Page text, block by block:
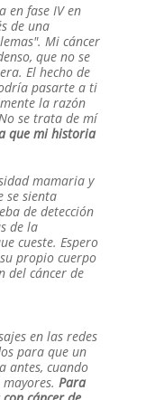
en fase IV en
de una
Mi cáncer
que no se
El hecho de
pasarte a ti
la razón
se trata de mí
que mi historia
mamaria y
se sienta
de detección
de la
cueste. Espero
propio cuerpo
del cáncer de
en las redes
para que un
antes, cuando
mayores.Para